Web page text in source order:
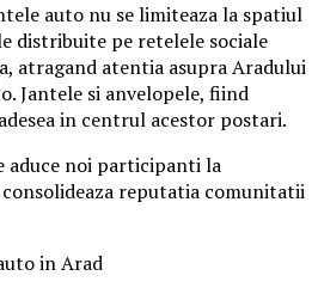
auto nu se limiteaza la spatiul
distribuite pe retelele sociale
atragand atentia asupra Aradului
Jantele si anvelopele, fiind
in centrul acestor postari.
aduce noi participanti la
reputatia comunitatii
in Arad